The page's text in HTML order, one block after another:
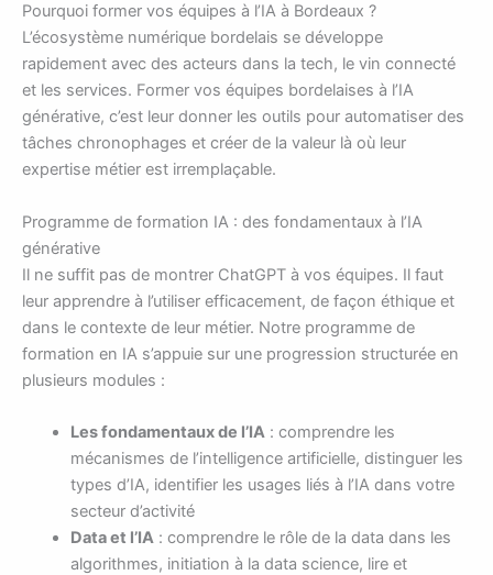
Pourquoi former vos équipes à l’IA à Bordeaux ?
L’écosystème numérique bordelais se développe
rapidement avec des acteurs dans la tech, le vin connecté
et les services. Former vos équipes bordelaises à l’IA
générative, c’est leur donner les outils pour automatiser des
tâches chronophages et créer de la valeur là où leur
expertise métier est irremplaçable.
Programme de formation IA : des fondamentaux à l’IA
générative
Il ne suffit pas de montrer ChatGPT à vos équipes. Il faut
leur apprendre à l’utiliser efficacement, de façon éthique et
dans le contexte de leur métier. Notre programme de
formation en IA s’appuie sur une progression structurée en
plusieurs modules :
Les fondamentaux de l’IA: comprendre les
mécanismes de l’intelligence artificielle, distinguer les
types d’IA, identifier les usages liés à l’IA dans votre
secteur d’activité
Data et l’IA: comprendre le rôle de la data dans les
algorithmes, initiation à la data science, lire et